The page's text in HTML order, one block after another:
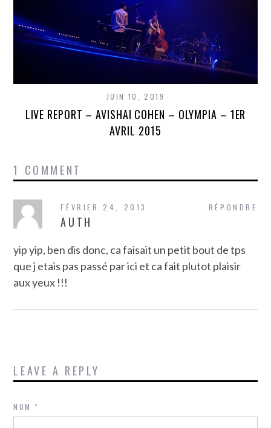
JUIN 10, 2019
LIVE REPORT – AVISHAI COHEN – OLYMPIA – 1ER
AVRIL 2015
1 COMMENT
RÉPONDRE
FÉVRIER 24, 2013
AUTH
yip yip, ben dis donc, ca faisait un petit bout de tps
que j etais pas passé par ici et ca fait plutot plaisir
aux yeux !!!
LEAVE A REPLY
NOM*